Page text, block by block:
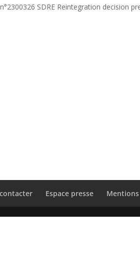
SDRE Reintegration decision
Espace presse